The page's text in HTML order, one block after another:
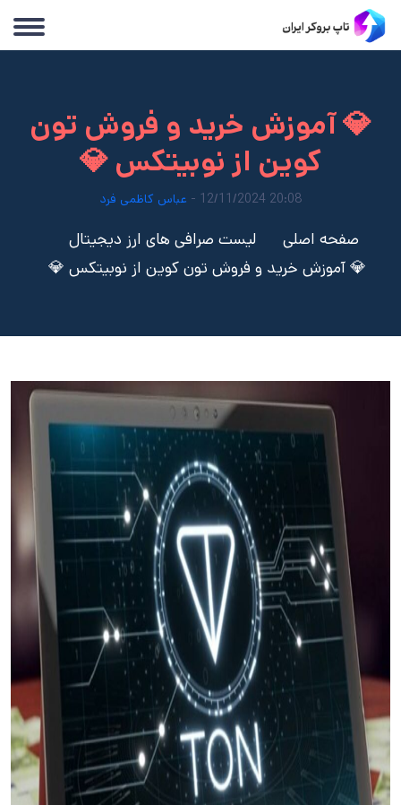
💎 آموزش خرید و فروش تون
کوین از نوبیتکس 💎
20:08 12/11/2024 - عباس کاظمی فرد
صفحه اصلی
لیست صرافی های ارز دیجیتال
💎 آموزش خرید و فروش تون کوین از نوبیتکس 💎